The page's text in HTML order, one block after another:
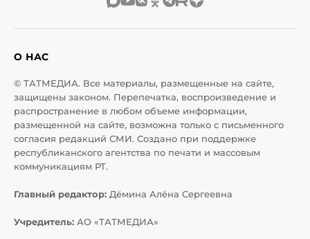
О НАС
© ТАТМЕДИА. Все материалы, размещенные на сайте,
защищены законом. Перепечатка, воспроизведение и
распространение в любом объеме информации,
размещенной на сайте, возможна только с письменного
согласия редакций СМИ. Создано при поддержке
республиканского агентства по печати и массовым
коммуникациям РТ.
Главный редактор: Дёмина Алёна Сергеевна
Учредитель: АО «ТАТМЕДИА»